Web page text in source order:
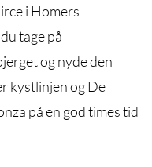
i Homers
tage på
og nyde den
kystlinjen og De
på en god times tid